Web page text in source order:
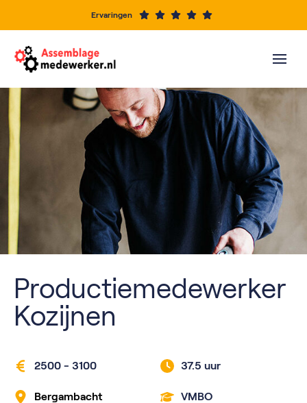
Ervaringen
Productiemedewerker
Kozijnen
2500 - 3100 37.5 uur
Bergambacht VMBO